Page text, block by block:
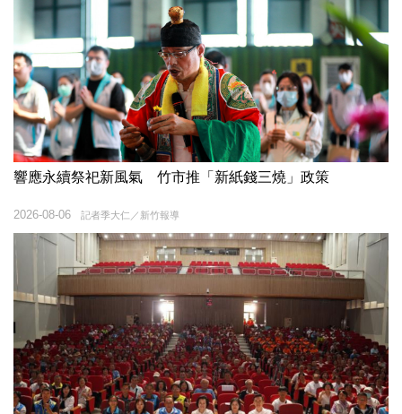
響應永續祭祀新風氣 竹市推「新紙錢三燒」政策
記者季大仁／新竹報導
2026-08-06